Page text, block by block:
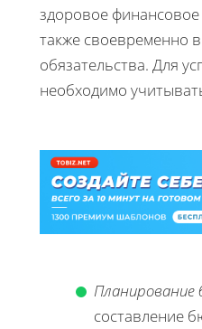
здоровое финансовое
также своевременно
обязательства. Для
необходимо
составление